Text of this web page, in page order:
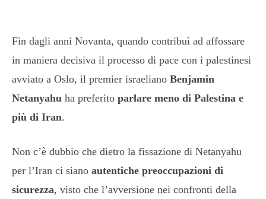
Fin dagli anni Novanta, quando contribuì ad affossare
in maniera decisiva il processo di pace con i palestinesi
avviato a Oslo, il premier israeliano Benjamin
Netanyahu ha preferito parlare meno di Palestina e
più di Iran.
Non c’è dubbio che dietro la fissazione di Netanyahu
per l’Iran ci siano autentiche preoccupazioni di
sicurezza, visto che l’avversione nei confronti della